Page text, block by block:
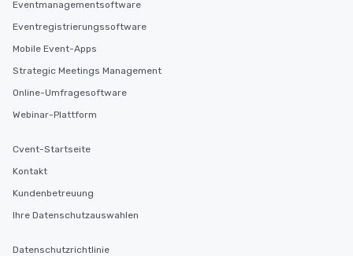
Eventmanagementsoftware
Eventregistrierungssoftware
Mobile Event-Apps
Strategic Meetings Management
Online-Umfragesoftware
Webinar-Plattform
Cvent-Startseite
Kontakt
Kundenbetreuung
Ihre Datenschutzauswahlen
Datenschutzrichtlinie